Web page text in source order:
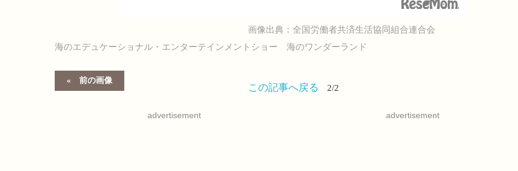
画像出典：全国労働者共済生活協同組合連合会
海のエデュケーショナル・エンターテインメントショー 海のワンダーランド
前の画像
この記事へ戻る 2/2
advertisement advertisement